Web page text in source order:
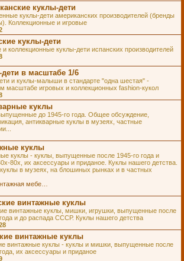
куклы-дети
куклы-дети американских производителей (бренды
Коллекционные и игровые
куклы-дети
и коллекционные куклы-дети испанских производителей
в масштабе 1/6
и куклы-малыши в стандарте "одна шестая" -
масштабе игровых и коллекционных fashion-кукол
куклы
до 1945-го года. Общее обсуждение,
антикварные куклы в музеях, частные
куклы
куклы - куклы, выпущенные после 1945-го года и
80х, их аксессуары и приданое. Куклы нашего детства.
в музеях, на блошиных рынках и в частных
винтажные куклы
винтажные куклы, мишки, игрушки, выпущенные после
и до распада СССР. Куклы нашего детства
винтажные куклы
винтажные куклы - куклы и мишки, выпущенные после
их аксессуары и приданое